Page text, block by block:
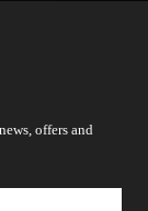
offers and